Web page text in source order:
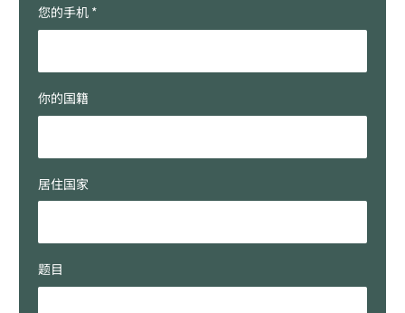
您的手机 *
你的国籍
居住国家
题目